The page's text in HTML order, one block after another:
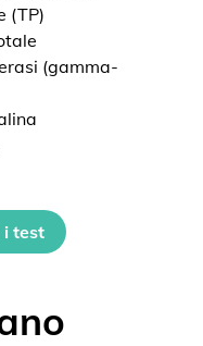
(TP)
(gamma-
test